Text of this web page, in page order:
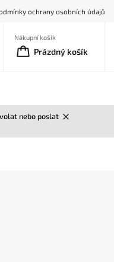
ochrany osobních údajů
Nákupní košík
Prázdný košík
nebo poslat